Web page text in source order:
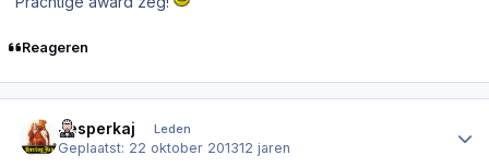
Reageren
Jesperkaj Leden
Geplaatst: 22 oktober 201312 jaren